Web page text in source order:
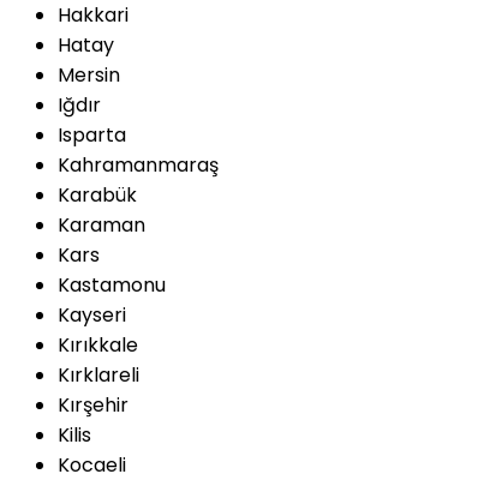
Hakkari
Hatay
Mersin
Iğdır
Isparta
Kahramanmaraş
Karabük
Karaman
Kars
Kastamonu
Kayseri
Kırıkkale
Kırklareli
Kırşehir
Kilis
Kocaeli